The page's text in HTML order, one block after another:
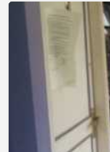
Kosan
Kuningan